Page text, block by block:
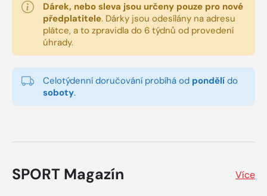
Dárek, nebo sleva jsou určeny pouze pro nové
předplatitele. Dárky jsou odesílány na adresu
plátce, a to zpravidla do 6 týdnů od provedení
úhrady.
Celotýdenní doručování probíhá od pondělí do
soboty.
SPORT Magazín Více